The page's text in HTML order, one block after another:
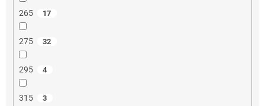
265 17
275 32
295 4
315 3